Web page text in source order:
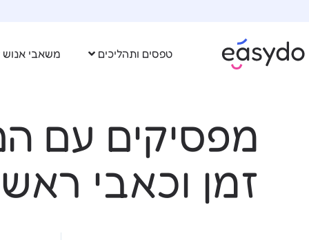
טפסים ותהליכים משאבי אנוש
מפסיקים עם
זמן וכאבי ראש